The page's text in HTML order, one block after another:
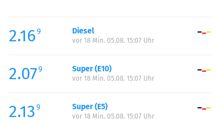
Mittwoch:
06:00-21:00
Donnerstag:
Samstag:
07:00-21:00
Sonntag:
2.169 Diesel
vor 18 Min. 05.08. 15:07 Uhr
2.079 Super (E10)
vor 18 Min. 05.08. 15:07 Uhr
2.13 9 Super (E5)
vor 18 Min. 05.08. 15:07 Uhr